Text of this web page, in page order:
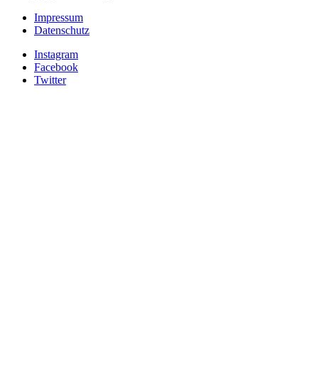
Impressum
Datenschutz
Instagram
Facebook
Twitter